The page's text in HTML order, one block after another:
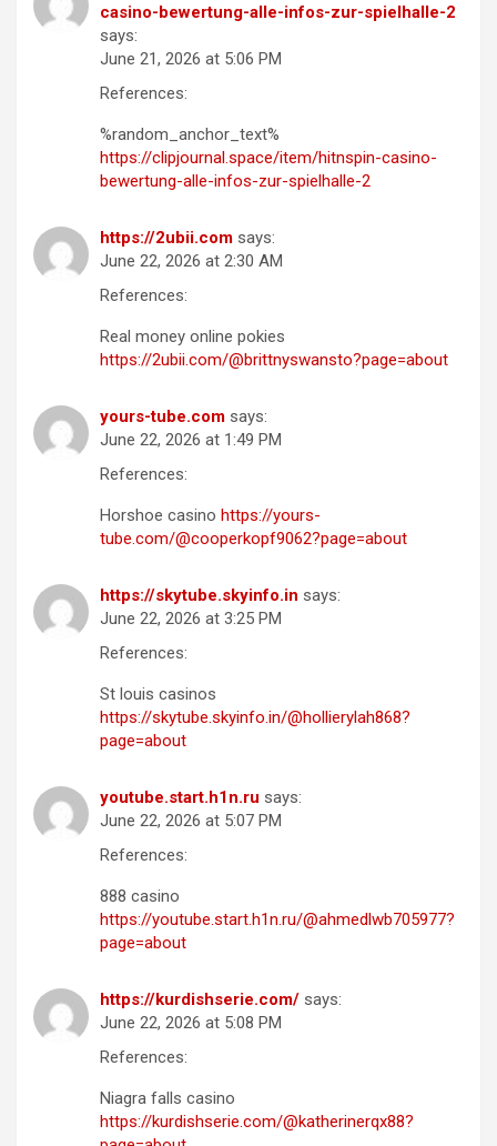
casino-bewertung-alle-infos-zur-spielhalle-2
says:
June 21, 2026 at 5:06 PM
References:
%random_anchor_text%
https://clipjournal.space/item/hitnspin-casino-
bewertung-alle-infos-zur-spielhalle-2
https://2ubii.com says:
June 22, 2026 at 2:30 AM
References:
Real money online pokies
https://2ubii.com/@brittnyswansto?page=about
yours-tube.com says:
June 22, 2026 at 1:49 PM
References:
Horshoe casino https://yours-
tube.com/@cooperkopf9062?page=about
https://skytube.skyinfo.in says:
June 22, 2026 at 3:25 PM
References:
St louis casinos
https://skytube.skyinfo.in/@hollierylah868?
page=about
youtube.start.h1n.ru says:
June 22, 2026 at 5:07 PM
References:
888 casino
https://youtube.start.h1n.ru/@ahmedlwb705977?
page=about
https://kurdishserie.com/ says:
June 22, 2026 at 5:08 PM
References:
Niagra falls casino
https://kurdishserie.com/@katherinerqx88?